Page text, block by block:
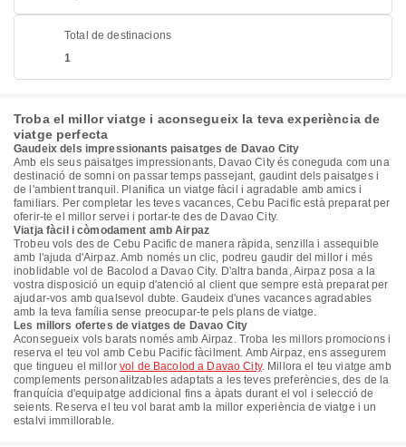
Total de destinacions
1
Troba el millor viatge i aconsegueix la teva experiència de
viatge perfecta
Gaudeix dels impressionants paisatges de Davao City
Amb els seus paisatges impressionants, Davao City és coneguda com una
destinació de somni on passar temps passejant, gaudint dels paisatges i
de l'ambient tranquil. Planifica un viatge fàcil i agradable amb amics i
familiars. Per completar les teves vacances, Cebu Pacific està preparat per
oferir-te el millor servei i portar-te des de Davao City.
Viatja fàcil i còmodament amb Airpaz
Trobeu vols des de Cebu Pacific de manera ràpida, senzilla i assequible
amb l'ajuda d'Airpaz. Amb només un clic, podreu gaudir del millor i més
inoblidable vol de Bacolod a Davao City. D'altra banda, Airpaz posa a la
vostra disposició un equip d'atenció al client que sempre està preparat per
ajudar-vos amb qualsevol dubte. Gaudeix d'unes vacances agradables
amb la teva família sense preocupar-te pels plans de viatge.
Les millors ofertes de viatges de Davao City
Aconsegueix vols barats només amb Airpaz. Troba les millors promocions i
reserva el teu vol amb Cebu Pacific fàcilment. Amb Airpaz, ens assegurem
que tingueu el millorvol de Bacolod a Davao City. Millora el teu viatge amb
complements personalitzables adaptats a les teves preferències, des de la
franquícia d'equipatge addicional fins a àpats durant el vol i selecció de
seients. Reserva el teu vol barat amb la millor experiència de viatge i un
estalvi immillorable.